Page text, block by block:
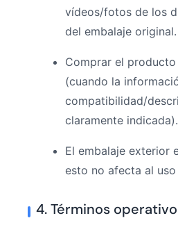
vídeos/fotos de los
del embalaje original.
Comprar el
(cuando la
compatibilidad/
claramente indicada).
El embalaje exterior
esto no afecta al
4. Términos